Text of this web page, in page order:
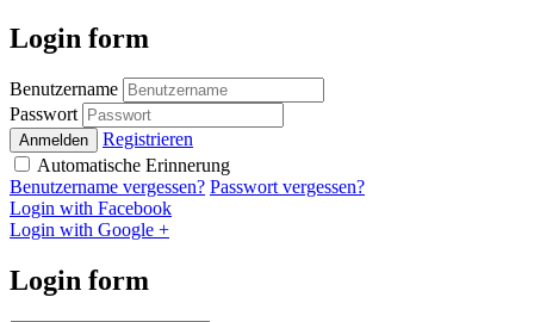
Login form
Benutzername
Passwort
Anmelden
Registrieren
Automatische Erinnerung
Benutzername vergessen? Passwort vergessen?
Login with Facebook
Login with Google +
Login form